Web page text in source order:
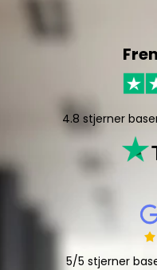
4.8 stjerner
5/5 stjerner